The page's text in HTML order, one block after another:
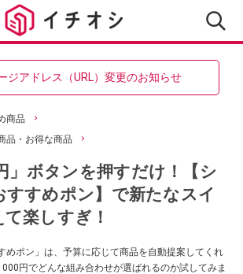
ジアドレス（URL）変更のお知らせ
商品
品・お得な商品
」ボタンを押すだけ！【シ
すすめポン】で新たなスイ
楽しすぎ！
めポン」は、予算に応じて商品を自動提案してくれ
円でどんな組み合わせが選ばれるのか試してみま